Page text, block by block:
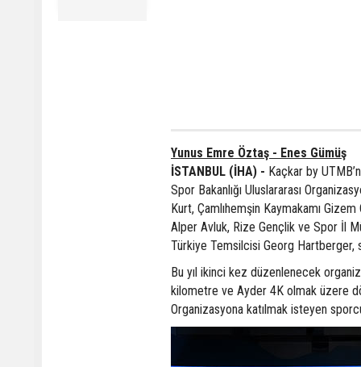
Yunus Emre Öztaş - Enes Gümüş
İSTANBUL (İHA) - Kaçkar by
Spor Bakanlığı Uluslararası
Kurt, Çamlıhemşin Kaymakamı
Alper Avluk, Rize Gençlik ve Spor İl
Türkiye Temsilcisi Georg Hartberger,
Bu yıl ikinci kez düzenlenecek
kilometre ve Ayder 4K olmak üzere
Organizasyona katılmak isteyen